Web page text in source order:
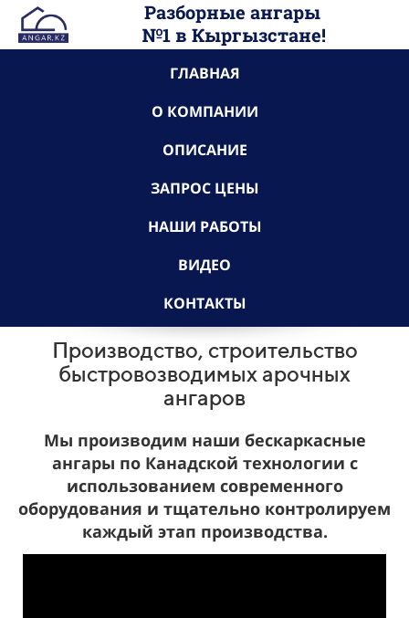
Разборные ангары
№1 в Кыргызстане!
ГЛАВНАЯ
О КОМПАНИИ
ОПИСАНИЕ
ЗАПРОС ЦЕНЫ
НАШИ РАБОТЫ
ВИДЕО
КОНТАКТЫ
Производство, строительство
быстровозводимых арочных
ангаров
Мы производим наши бескаркасные
ангары по Канадской технологии с
использованием современного
оборудования и тщательно контролируем
каждый этап производства.